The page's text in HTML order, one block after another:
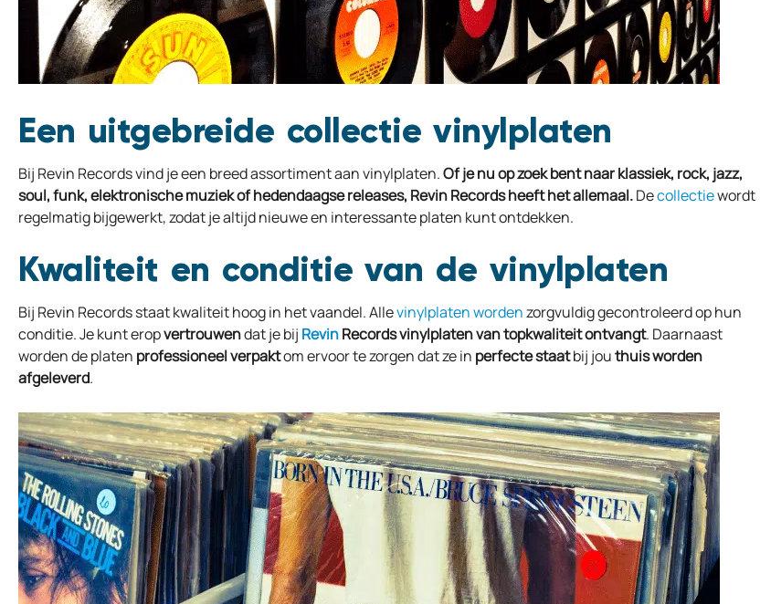
Een uitgebreide collectie vinylplaten
Bij Revin Records vind je een breed assortiment aan vinylplaten.Of je nu op zoek bent naar klassiek, rock, jazz,
soul, funk, elektronische muziek of hedendaagse releases, Revin Records heeft het allemaal.Decollectiewordt
regelmatig bijgewerkt, zodat je altijd nieuwe en interessante platen kunt ontdekken.
Kwaliteit en conditie van de vinylplaten
Bij Revin Records staat kwaliteit hoog in het vaandel. Allevinylplaten wordenzorgvuldig gecontroleerd op hun
conditie. Je kunt eropvertrouwendat je bij RevinRecordsvinylplatenvantopkwaliteitontvangt. Daarnaast
worden de platen professioneelverpaktom ervoor te zorgen dat ze in perfectestaatbij jouthuisworden
afgeleverd.